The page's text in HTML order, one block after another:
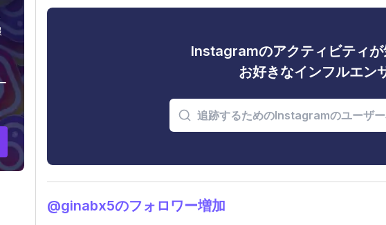
Instagramのアクティビティ
お好きなインフルエン
@ginabx5のフォロワー増加